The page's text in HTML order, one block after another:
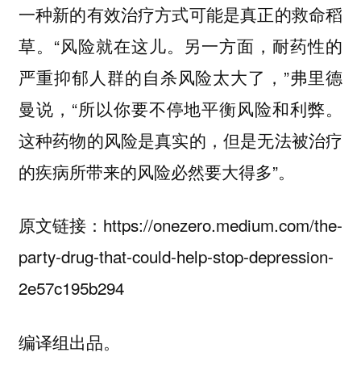
一种新的有效治疗方式可能是真正的救命稻
草。“风险就在这儿。另一方面，耐药性的
严重抑郁人群的自杀风险太大了，”弗里德
曼说，“所以你要不停地平衡风险和利弊。
这种药物的风险是真实的，但是无法被治疗
的疾病所带来的风险必然要大得多”。
原文链接：https://onezero.medium.com/the-
party-drug-that-could-help-stop-depression-
2e57c195b294
编译组出品。